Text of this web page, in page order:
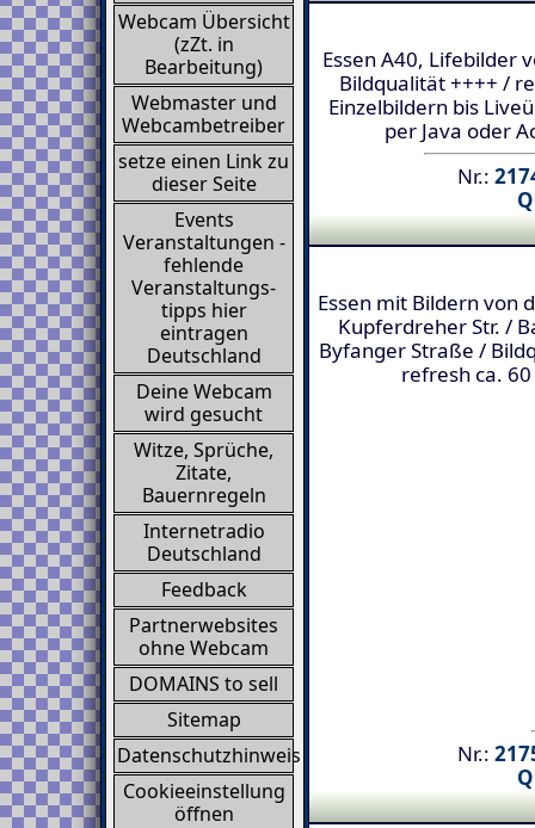
Webcam Übersicht
(zZt. in
Bearbeitung)
Webmaster und
Webcambetreiber
setze einen Link zu
dieser Seite
Events
Veranstaltungen -
fehlende
Veranstaltungs-
tipps hier
eintragen
Deutschland
Deine Webcam
wird gesucht
Witze, Sprüche,
Zitate,
Bauernregeln
Internetradio
Deutschland
Feedback
Partnerwebsites
ohne Webcam
DOMAINS to sell
Sitemap
Datenschutzhinweis
Cookieeinstellung
öffnen
Essen A40, Lifebilder
Bildqualität ++++ /
Einzelbildern bis
per Java oder
Nr.:
Essen mit Bildern von
Kupferdreher Str. /
Byfanger Straße /
refresh ca. 60
Nr.: